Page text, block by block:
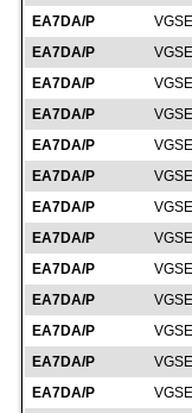
EA7DA/P
EA7DA/P
EA7DA/P
EA7DA/P
EA7DA/P
EA7DA/P
EA7DA/P
EA7DA/P
EA7DA/P
EA7DA/P
EA7DA/P
EA7DA/P
EA7DA/P